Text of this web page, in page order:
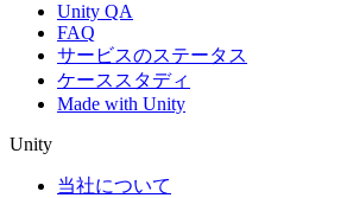
Unity QA
FAQ
サービスのステータス
ケーススタディ
Made with Unity
Unity
当社について